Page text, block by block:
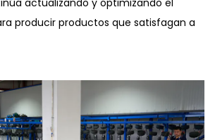
actualizando y optimizando el
producir productos que satisfagan a